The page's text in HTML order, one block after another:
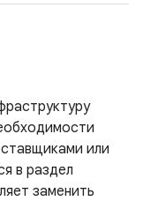
или
в раздел
заменить